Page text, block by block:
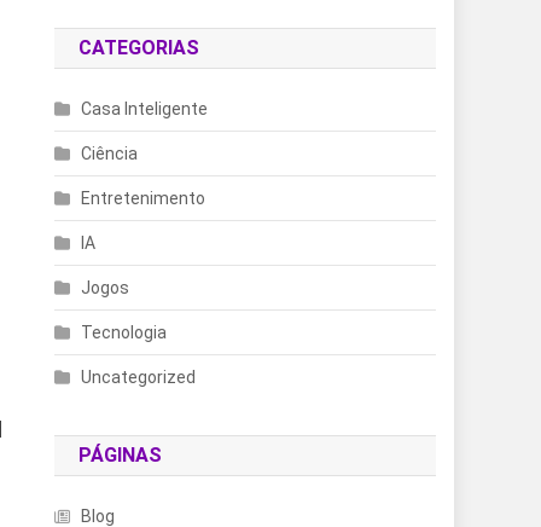
CATEGORIAS
Casa Inteligente
Ciência
Entretenimento
IA
Jogos
Tecnologia
Uncategorized
PÁGINAS
Blog